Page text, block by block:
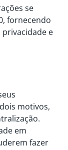
se
fornecendo
e
motivos,
em
fazer